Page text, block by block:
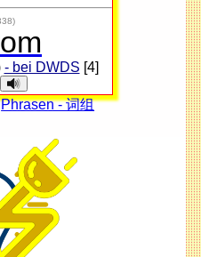
- bei DWDS [4]
Phrasen - 词组